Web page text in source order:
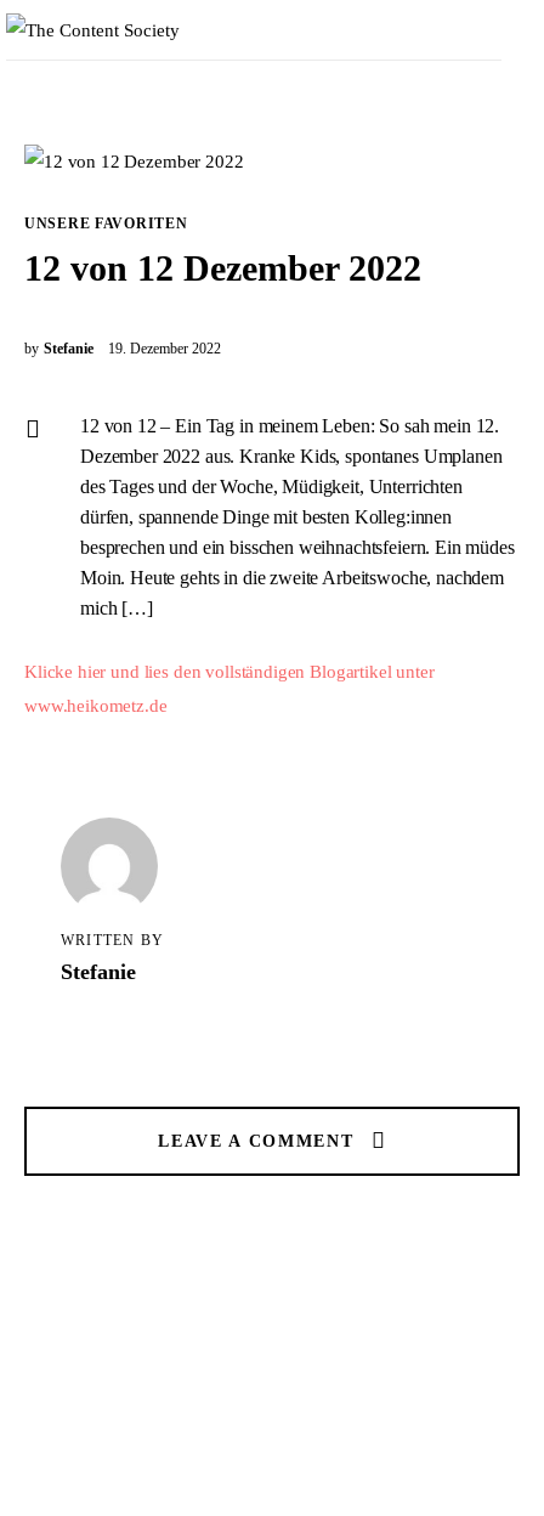
Home
Faces of TCS
Unsere Favoriten
Alle Blogartikel in TCS
UNSERE FAVORITEN
12 von 12 Dezember 2022
by Stefanie 19. Dezember 2022
12 von 12 – Ein Tag in meinem Leben: So sah mein 12.
Dezember 2022 aus. Kranke Kids, spontanes Umplanen
des Tages und der Woche, Müdigkeit, Unterrichten
dürfen, spannende Dinge mit besten Kolleg:innen
besprechen und ein bisschen weihnachtsfeiern. Ein müdes
Moin. Heute gehts in die zweite Arbeitswoche, nachdem
mich […]
Klicke hier und lies den vollständigen Blogartikel unter
www.heikometz.de
WRITTEN BY
Stefanie
LEAVE A COMMENT